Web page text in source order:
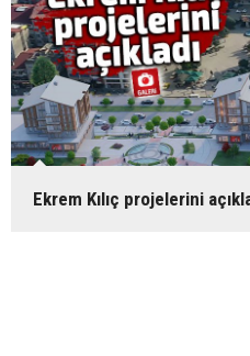
Ekrem Kılıç projelerini